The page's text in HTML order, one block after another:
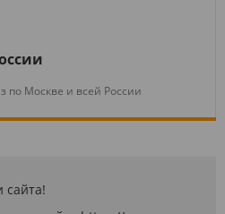
по Москве и всей России
сайта!